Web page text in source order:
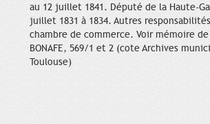
au 12 juillet 1841. Député de la Haute-
juillet 1831 à 1834. Autres
chambre de commerce. Voir mémoire de
BONAFE, 569/1 et 2 (cote Archives
Toulouse)